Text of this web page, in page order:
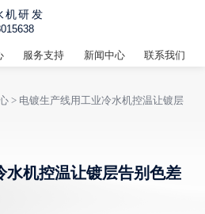
机研发
服务支持 新闻中心 联系我们
> 电镀生产线用工业冷水机控温让镀层
水机控温让镀层告别色差